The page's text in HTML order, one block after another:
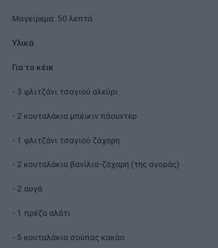
Μαγείρεμα: 50 λεπτά
Υλικά
Για το κέικ
- 3 φλιτζάνι τσαγιού αλεύρι
- 2 κουταλάκια μπέικιν πάουντερ
- 1 φλιτζάνι τσαγιού ζάχαρη
- 2 κουταλάκια βανίλια-ζάχαρη (της αγοράς)
- 2 αυγά
- 1 πρέζα αλάτι
- 5 κουταλάκια σούπας κακάο